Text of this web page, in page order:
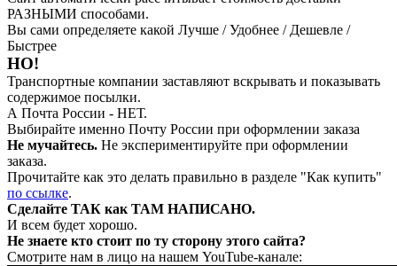
РАЗНЫМИ способами.
Вы сами определяете какой Лучше / Удобнее / Дешевле /
Быстрее
НО!
Транспортные компании заставляют вскрывать и показывать
содержимое посылки.
А Почта России - НЕТ.
Выбирайте именно Почту России при оформлении заказа
Не мучайтесь. Не экспериментируйте при оформлении
заказа.
Прочитайте как это делать правильно в разделе "Как купить"
по ссылке.
Сделайте ТАК как ТАМ НАПИСАНО.
И всем будет хорошо.
Не знаете кто стоит по ту сторону этого сайта?
Смотрите нам в лицо на нашем YouTube-канале: